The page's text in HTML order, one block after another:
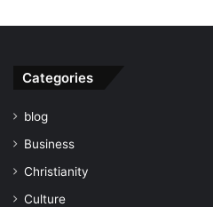
Categories
blog
Business
Christianity
Culture